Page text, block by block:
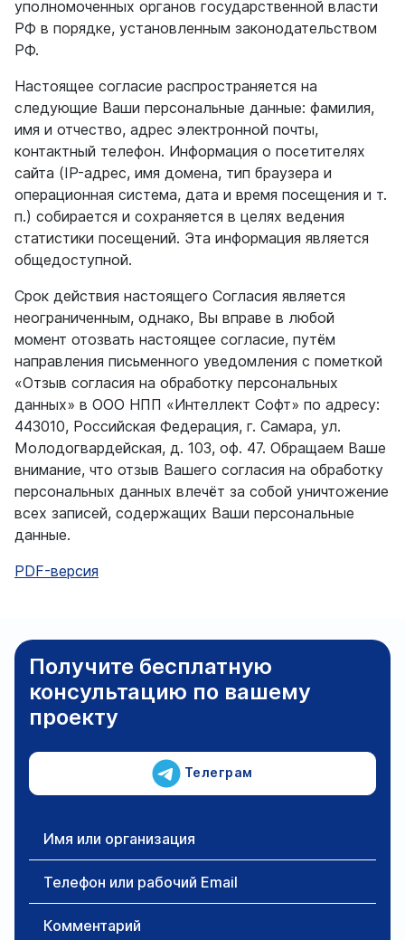
уполномоченных органов государственной власти
РФ в порядке, установленным законодательством
РФ.
Настоящее согласие распространяется на
следующие Ваши персональные данные: фамилия,
имя и отчество, адрес электронной почты,
контактный телефон. Информация о посетителях
сайта (IP-адрес, имя домена, тип браузера и
операционная система, дата и время посещения и т.
п.) собирается и сохраняется в целях ведения
статистики посещений. Эта информация является
общедоступной.
Срок действия настоящего Согласия является
неограниченным, однако, Вы вправе в любой
момент отозвать настоящее согласие, путём
направления письменного уведомления с пометкой
«Отзыв согласия на обработку персональных
данных» в ООО НПП «Интеллект Софт» по адресу:
443010, Российская Федерация, г. Самара, ул.
Молодогвардейская, д. 103, оф. 47. Обращаем Ваше
внимание, что отзыв Вашего согласия на обработку
персональных данных влечёт за собой уничтожение
всех записей, содержащих Ваши персональные
данные.
PDF-версия
Получите бесплатную
консультацию по вашему
проекту
Телеграм
Имя или организация
Телефон или рабочий Email
Комментарий